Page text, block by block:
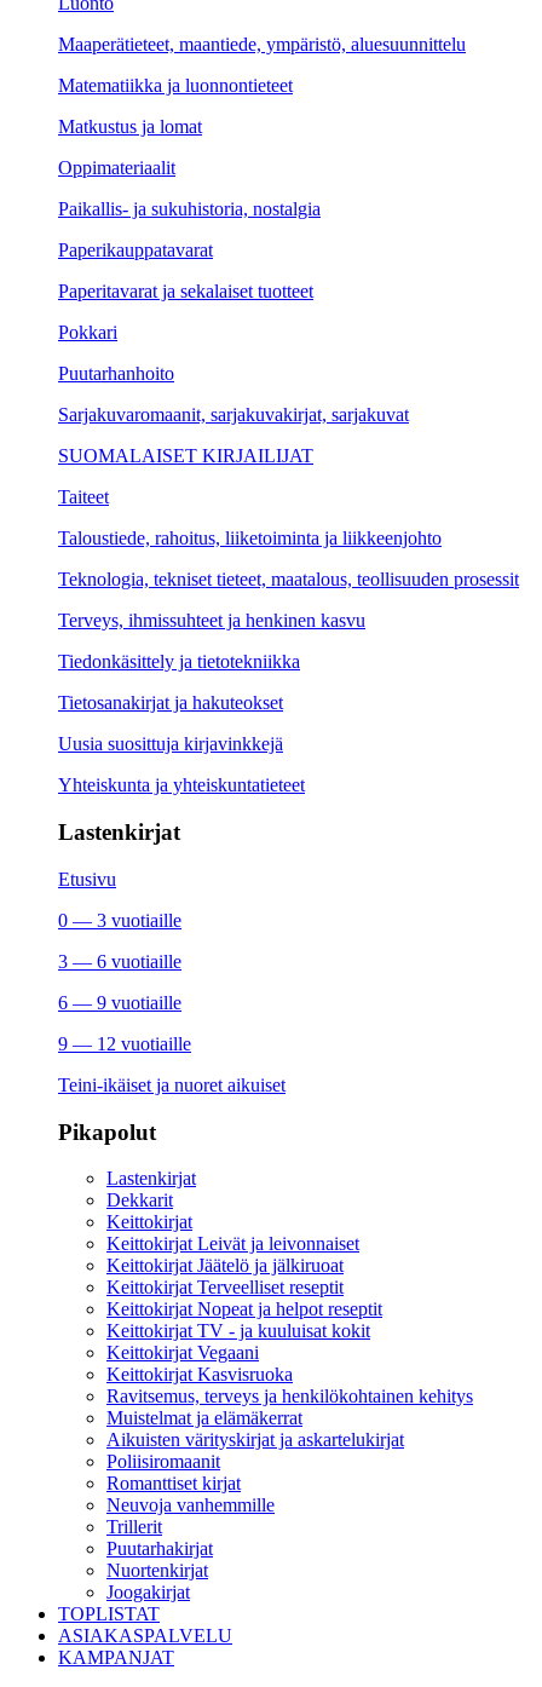
Maaperätieteet, maantiede, ympäristö, aluesuunnittelu
Matematiikka ja luonnontieteet
Matkustus ja lomat
Oppimateriaalit
Paikallis- ja sukuhistoria, nostalgia
Paperikauppatavarat
Paperitavarat ja sekalaiset tuotteet
Pokkari
Puutarhanhoito
Sarjakuvaromaanit, sarjakuvakirjat, sarjakuvat
SUOMALAISET KIRJAILIJAT
Taiteet
Taloustiede, rahoitus, liiketoiminta ja liikkeenjohto
Teknologia, tekniset tieteet, maatalous, teollisuuden prosessit
Terveys, ihmissuhteet ja henkinen kasvu
Tiedonkäsittely ja tietotekniikka
Tietosanakirjat ja hakuteokset
Uusia suosittuja kirjavinkkejä
Yhteiskunta ja yhteiskuntatieteet
Lastenkirjat
Etusivu
0 — 3 vuotiaille
3 — 6 vuotiaille
6 — 9 vuotiaille
9 — 12 vuotiaille
Teini-ikäiset ja nuoret aikuiset
Pikapolut
Lastenkirjat
Dekkarit
Keittokirjat
Keittokirjat Leivät ja leivonnaiset
Keittokirjat Jäätelö ja jälkiruoat
Keittokirjat Terveelliset reseptit
Keittokirjat Nopeat ja helpot reseptit
Keittokirjat TV - ja kuuluisat kokit
Keittokirjat Vegaani
Keittokirjat Kasvisruoka
Ravitsemus, terveys ja henkilökohtainen kehitys
Muistelmat ja elämäkerrat
Aikuisten värityskirjat ja askartelukirjat
Poliisiromaanit
Romanttiset kirjat
Neuvoja vanhemmille
Trillerit
Puutarhakirjat
Nuortenkirjat
Joogakirjat
TOPLISTAT
ASIAKASPALVELU
KAMPANJAT